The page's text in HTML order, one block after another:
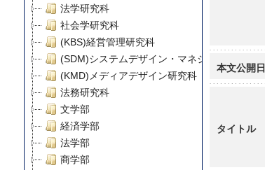
法学研究科
社会学研究科
(KBS)経営管理研究科
(SDM)システムデザイン・マネジメント研究科
(KMD)メディアデザイン研究科
法務研究科
文学部
経済学部
法学部
商学部
本文公開日
タイトル